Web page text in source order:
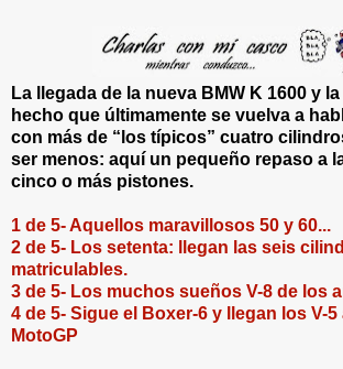
La llegada de la nueva BMW K 1600 y
hecho que últimamente se vuelva a
con más de “los típicos” cuatro
ser menos: aquí un pequeño repaso a
cinco o más pistones.
1 de 5- Aquellos maravillosos 50 y 60...
2 de 5- Los setenta: llegan las seis
matriculables.
3 de 5- Los muchos sueños V-8 de los
4 de 5- Sigue el Boxer-6 y llegan los V-5
MotoGP